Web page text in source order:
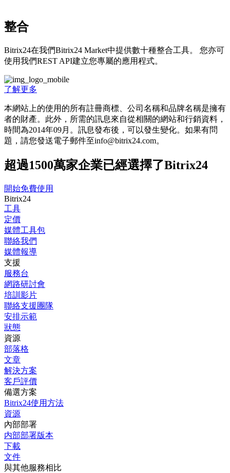
整合
Bitrix24在我們Bitrix24 Market中提供數十種整合工具。 您亦可
使用我們REST API建立您專屬的應用程式。
了解更多
本網站上的使用的所有註冊商標、公司名稱和品牌名稱是擁有
者的財產。此外，所需的訊息來自從相關的網站和行銷資料，
時間為201­4年09月。訊息發布後，可以發生變化。如果有問
題，請您發送電子郵件至info@bitrix24.com。
超過1500萬家企業已經選擇了Bitrix24
開始免費使用
Bitrix24
工具
定價
媒體工具包
聯絡我們
媒體報導
支援
服務台
網路研討會
培訓影片
聯絡支援團隊
安排示範
狀態
資源
部落格
文章
解決方案
客戶評價
備選方案
Bitrix24使用方法
資源
內部部署
内部部署版本
下載
文件
與其他服務相比